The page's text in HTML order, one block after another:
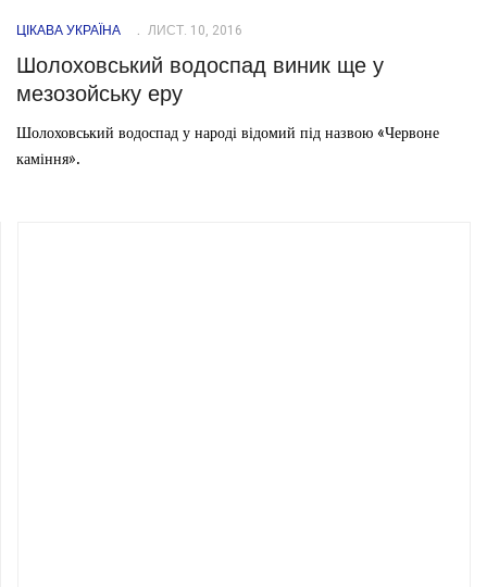
ЦІКАВА УКРАЇНА ЛИСТ. 10, 2016
Шолоховський водоспад виник ще у
мезозойську еру
Шолоховський водоспад у народі відомий під назвою «Червоне
каміння».